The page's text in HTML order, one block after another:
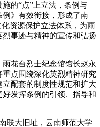
的“点”上立法，条例与
例》有效衔接，形成了南
资源保护立法体系，为雨
事迹与精神的宣传和弘扬
花台烈士纪念馆馆长赵永
点围绕深化英烈精神研究
配套的制度性规范和扩大
发挥条例的引领、指导和
大旧址，云南师范大学